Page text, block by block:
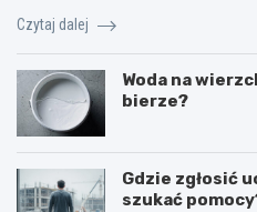
Czytaj dalej
Woda na
bierze?
Gdzie zgłosić
szukać